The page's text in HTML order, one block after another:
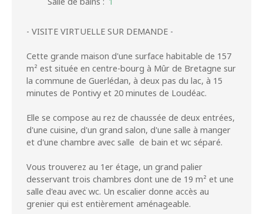
- VISITE VIRTUELLE SUR DEMANDE -
Cette grande maison d'une surface habitable de 157
m² est située en centre-bourg à Mûr de Bretagne sur
la commune de Guerlédan, à deux pas du lac, à 15
minutes de Pontivy et 20 minutes de Loudéac.
Elle se compose au rez de chaussée de deux entrées,
d'une cuisine, d'un grand salon, d'une salle à manger
et d'une chambre avec salle de bain et wc séparé.
Vous trouverez au 1er étage, un grand palier
desservant trois chambres dont une de 19 m² et une
salle d'eau avec wc. Un escalier donne accès au
grenier qui est entièrement aménageable.